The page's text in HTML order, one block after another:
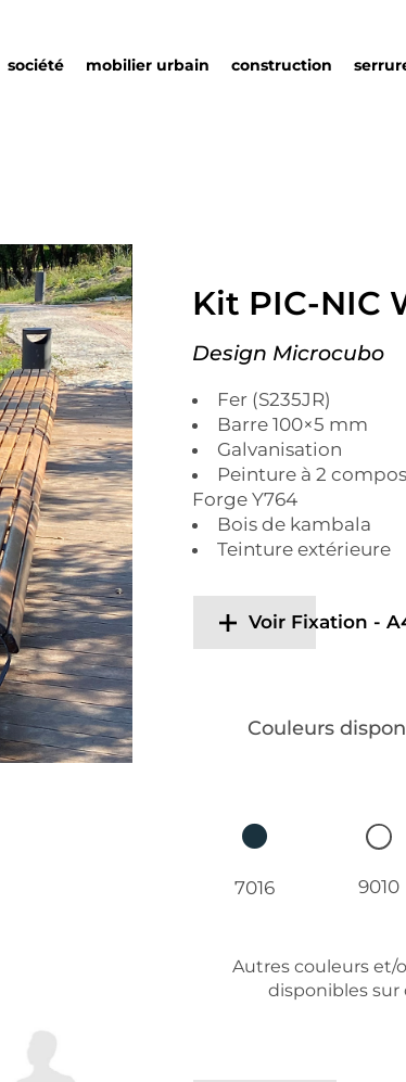
société
durabilité
environnementale
mobilier urbain
détails urbains
catalogue
construction
Kit PIC-NIC
Design Microcubo
Fer (S235JR)
Barre 100×5 mm
Galvanisation
Peinture à 2
Forge Y764
Bois de kambala
Teinture extérieure
Voir Fixation -
Couleurs
7016 9010
Autres couleurs et/
disponibles sur